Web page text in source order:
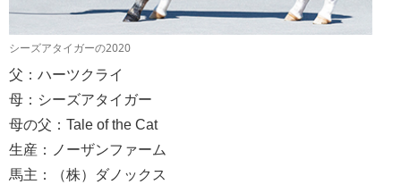
シーズアタイガーの2020
父：ハーツクライ
母：シーズアタイガー
母の父：Tale of the Cat
生産：ノーザンファーム
馬主：（株）ダノックス